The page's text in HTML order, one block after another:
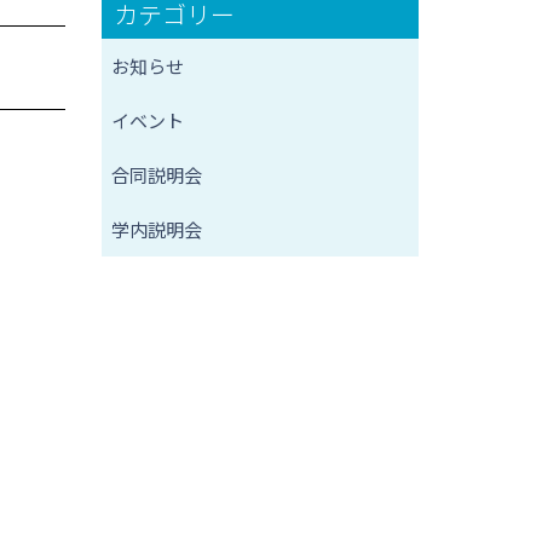
カテゴリー
お知らせ
イベント
合同説明会
学内説明会